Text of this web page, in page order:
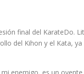
final del KarateDo.
del Kihon y el Kata,